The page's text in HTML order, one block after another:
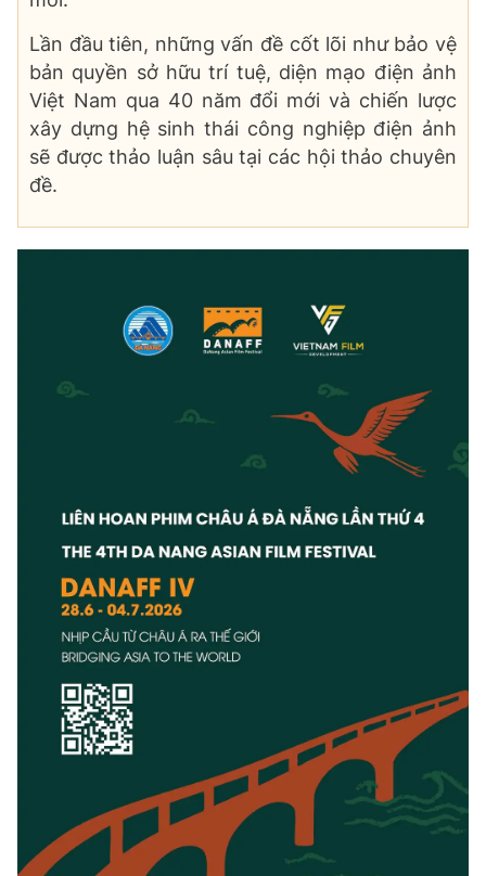
Lần đầu tiên, những vấn đề cốt lõi như bảo vệ
bản quyền sở hữu trí tuệ, diện mạo điện ảnh
Việt Nam qua 40 năm đổi mới và chiến lược
xây dựng hệ sinh thái công nghiệp điện ảnh
sẽ được thảo luận sâu tại các hội thảo chuyên
đề.